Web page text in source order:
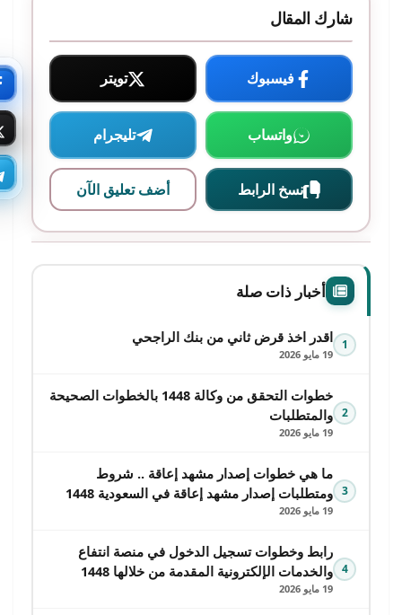
شارك المقال
فيسبوك تويتر
واتساب تليجرام
نسخ الرابط أضف تعليق الآن
أخبار ذات صلة
اقدر اخذ قرض ثاني من بنك الراجحي
19 مايو 2026
خطوات التحقق من وكالة 1448 بالخطوات الصحيحة
والمتطلبات
ما هي خطوات إصدار مشهد إعاقة .. شروط
ومتطلبات إصدار مشهد إعاقة في السعودية 1448
رابط وخطوات تسجيل الدخول في منصة انتفاع
والخدمات الإلكترونية المقدمة من خلالها 1448